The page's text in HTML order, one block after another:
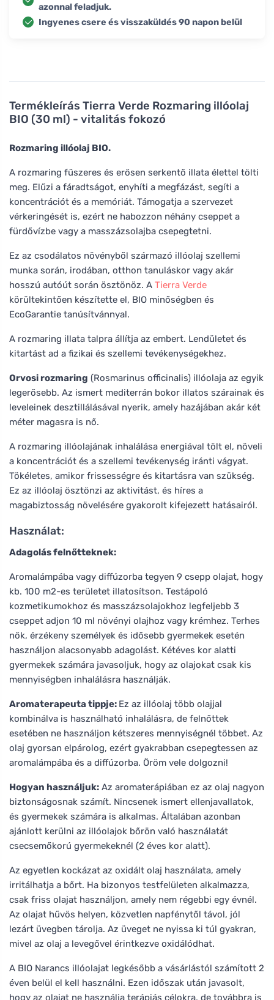
Termékleírás Tierra Verde Rozmaring illóolaj
BIO (30 ml) - vitalitás fokozó
Rozmaring illóolaj BIO.
A rozmaring fűszeres és erősen serkentő illata élettel tölti
meg. Elűzi a fáradtságot, enyhíti a megfázást, segíti a
koncentrációt és a memóriát. Támogatja a szervezet
vérkeringését is, ezért ne habozzon néhány cseppet a
fürdővízbe vagy a masszázsolajba csepegtetni.
Ez az csodálatos növényből származó illóolaj szellemi
munka során, irodában, otthon tanuláskor vagy akár
hosszú autóút során ösztönöz. A Tierra Verde
körültekintően készítette el, BIO minőségben és
EcoGarantie tanúsítvánnyal.
A rozmaring illata talpra állítja az embert. Lendületet és
kitartást ad a fizikai és szellemi tevékenységekhez.
Orvosi rozmaring (Rosmarinus officinalis) illóolaja az egyik
legerősebb. Az ismert mediterrán bokor illatos szárainak és
leveleinek desztillálásával nyerik, amely hazájában akár két
méter magasra is nő.
A rozmaring illóolajának inhalálása energiával tölt el, növeli
a koncentrációt és a szellemi tevékenység iránti vágyat.
Tökéletes, amikor frissességre és kitartásra van szükség.
Ez az illóolaj ösztönzi az aktivitást, és híres a
magabiztosság növelésére gyakorolt kifejezett hatásairól.
Használat:
Adagolás felnőtteknek:
Aromalámpába vagy diffúzorba tegyen 9 csepp olajat, hogy
kb. 100 m2-es területet illatosítson. Testápoló
kozmetikumokhoz és masszázsolajokhoz legfeljebb 3
cseppet adjon 10 ml növényi olajhoz vagy krémhez. Terhes
nők, érzékeny személyek és idősebb gyermekek esetén
használjon alacsonyabb adagolást. Kétéves kor alatti
gyermekek számára javasoljuk, hogy az olajokat csak kis
mennyiségben inhalálásra használják.
Aromaterapeuta tippje: Ez az illóolaj több olajjal
kombinálva is használható inhalálásra, de felnőttek
esetében ne használjon kétszeres mennyiségnél többet. Az
olaj gyorsan elpárolog, ezért gyakrabban csepegtessen az
aromalámpába és a diffúzorba. Öröm vele dolgozni!
Hogyan használjuk: Az aromaterápiában ez az olaj nagyon
biztonságosnak számít. Nincsenek ismert ellenjavallatok,
és gyermekek számára is alkalmas. Általában azonban
ajánlott kerülni az illóolajok bőrön való használatát
csecsemőkorú gyermekeknél (2 éves kor alatt).
Az egyetlen kockázat az oxidált olaj használata, amely
irritálhatja a bőrt. Ha bizonyos testfelületen alkalmazza,
csak friss olajat használjon, amely nem régebbi egy évnél.
Az olajat hűvös helyen, közvetlen napfénytől távol, jól
lezárt üvegben tárolja. Az üveget ne nyissa ki túl gyakran,
mivel az olaj a levegővel érintkezve oxidálódhat.
A BIO Narancs illóolajat legkésőbb a vásárlástól számított 2
éven belül el kell használni. Ezen időszak után javasolt,
hogy az olajat ne használja terápiás célokra, de továbbra is
azonnal feladjuk.
Ingyenes csere és visszaküldés 90 napon belül